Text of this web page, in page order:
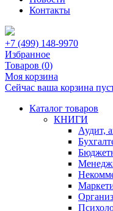
Контакты
+7 (499) 148-9970
Избранное
Товаров (0)
Моя корзина
Сейчас ваша корзина
Каталог товаров
КНИГИ
Аудит,